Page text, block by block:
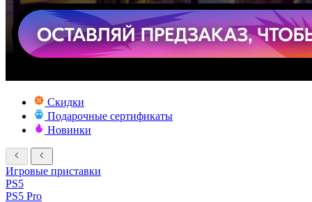
Скидки
Подарочные сертификаты
Новинки
Игровые приставки
PS5
PS5 Pro